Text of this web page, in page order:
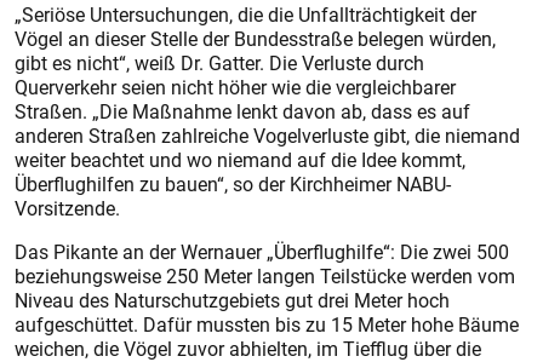
„Seriöse Untersuchungen, die die Unfallträchtigkeit der
Vögel an dieser Stelle der Bundesstraße belegen würden,
gibt es nicht“, weiß Dr. Gatter. Die Verluste durch
Querverkehr seien nicht höher wie die vergleichbarer
Straßen. „Die Maßnahme lenkt davon ab, dass es auf
anderen Straßen zahlreiche Vogelverluste gibt, die niemand
weiter beachtet und wo niemand auf die Idee kommt,
Überflughilfen zu bauen“, so der Kirchheimer NABU-
Vorsitzende.
Das Pikante an der Wernauer „Überflughilfe“: Die zwei 500
beziehungsweise 250 Meter langen Teilstücke werden vom
Niveau des Naturschutzgebiets gut drei Meter hoch
aufgeschüttet. Dafür mussten bis zu 15 Meter hohe Bäume
weichen, die Vögel zuvor abhielten, im Tiefflug über die